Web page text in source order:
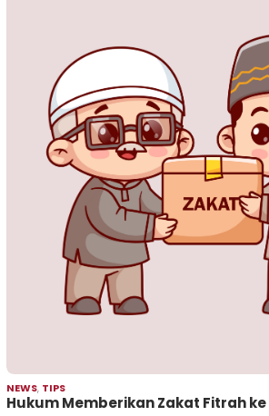
NEWS, TIPS
Hukum Memberikan Zakat Fitrah